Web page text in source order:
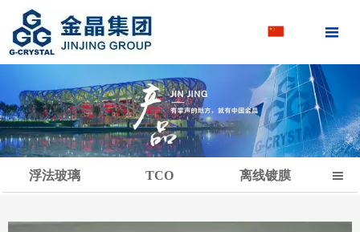

浮法玻璃 TCO 离线镀膜 